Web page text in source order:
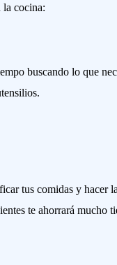
la cocina:
buscando lo que
tus comidas y hacer
te ahorrará mucho